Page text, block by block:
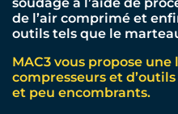
de l’air comprimé et
outils tels que le
MAC3 vous propose
compresseurs et
et peu encombrants.